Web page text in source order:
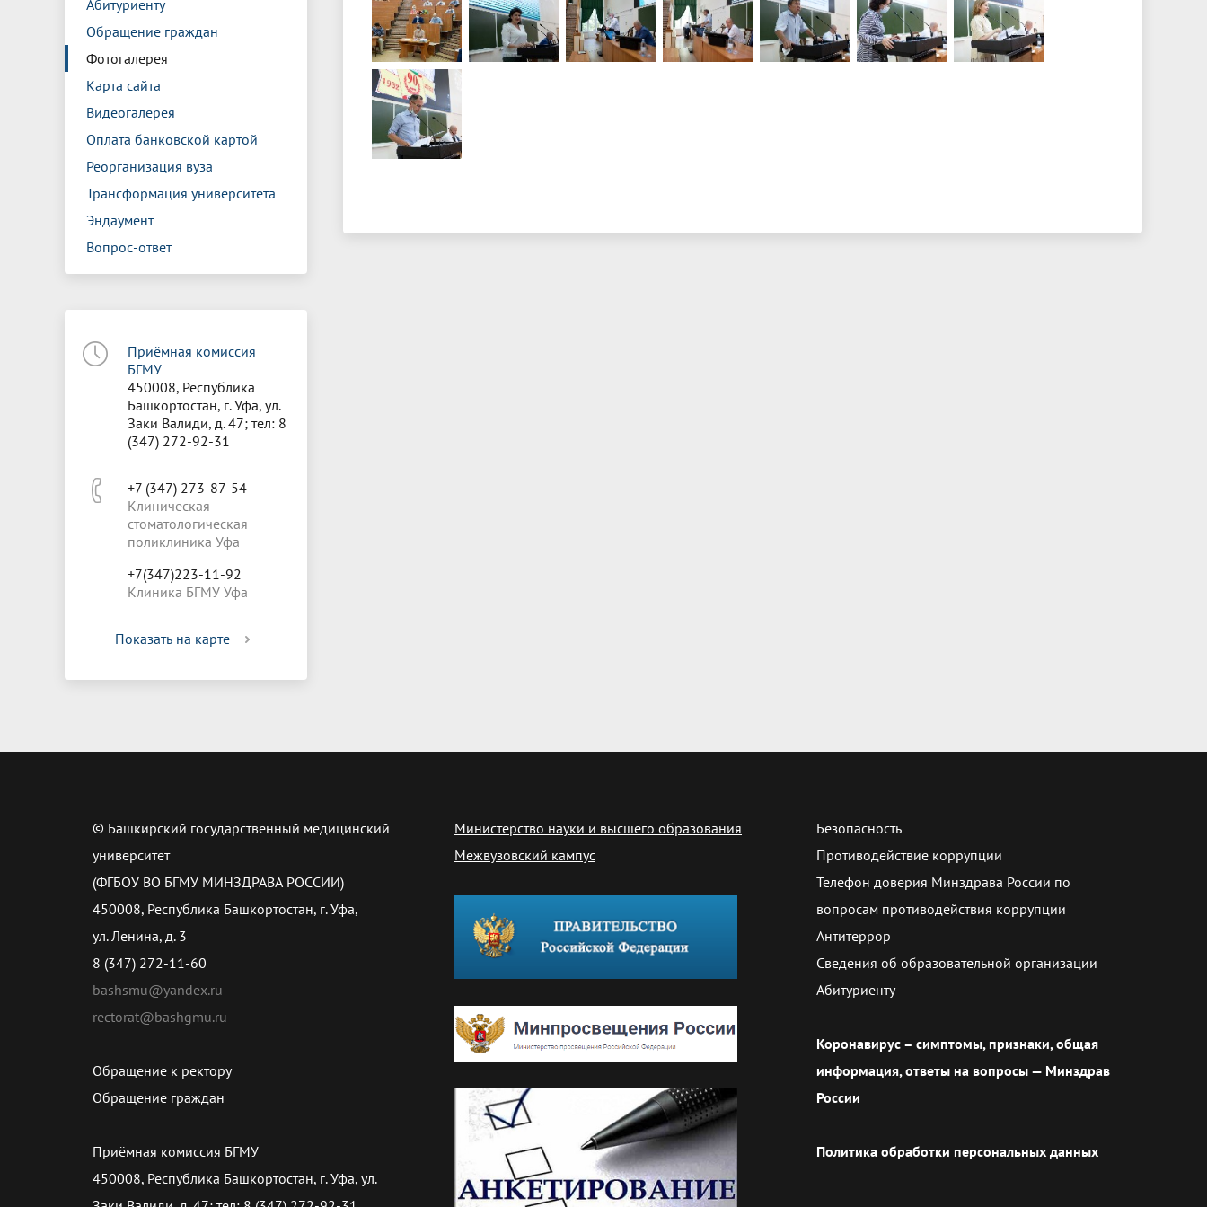
Абитуриенту
Обращение граждан
Фотогалерея
Карта сайта
Видеогалерея
Оплата банковской картой
Реорганизация вуза
Трансформация университета
Эндаумент
Вопрос-ответ
Приёмная комиссия
БГМУ
450008, Республика
Башкортостан, г. Уфа, ул.
Заки Валиди, д. 47; тел: 8
(347) 272-92-31
+7 (347) 273-87-54
Клиническая
стоматологическая
поликлиника Уфа
+7(347)223-11-92
Клиника БГМУ Уфа
Показать на карте
© Башкирский государственный медицинский
университет
(ФГБОУ ВО БГМУ МИНЗДРАВА РОССИИ)
450008, Республика Башкортостан, г. Уфа,
ул. Ленина, д. 3
8 (347) 272-11-60
bashsmu@yandex.ru
rectorat@bashgmu.ru
Обращение к ректору
Обращение граждан
Приёмная комиссия БГМУ
450008, Республика Башкортостан, г. Уфа, ул.
Министерство науки и высшего образования
Межвузовский кампус
Безопасность
Противодействие коррупции
Телефон доверия Минздрава России по
вопросам противодействия коррупции
Антитеррор
Сведения об образовательной организации
Абитуриенту
Коронавирус – симптомы, признаки, общая
информация, ответы на вопросы — Минздрав
России
Политика обработки персональных данных